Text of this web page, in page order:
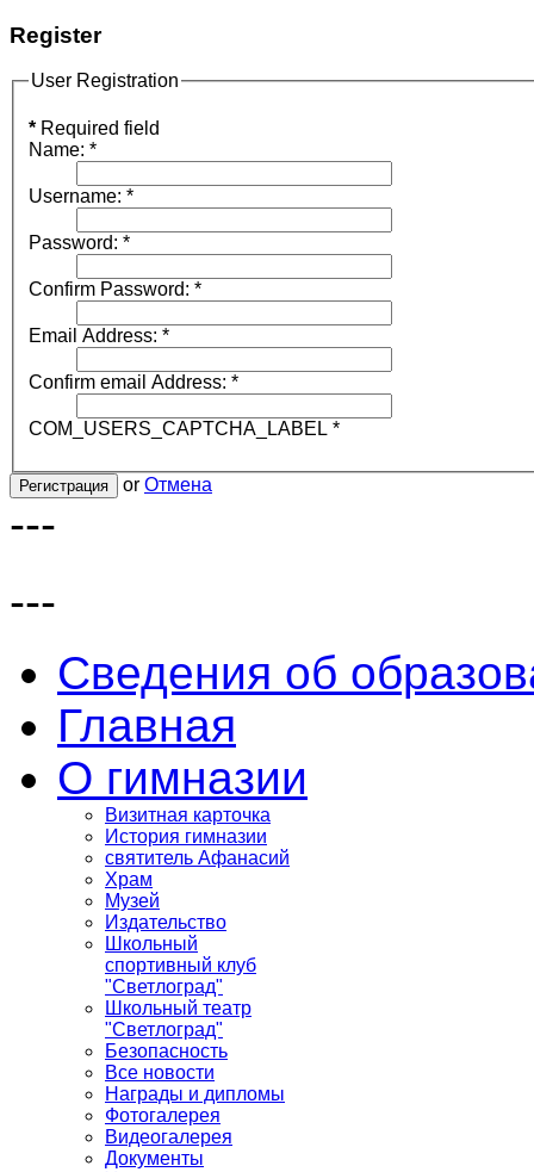
Register
User Registration
* Required field
Name: *
Username: *
Password: *
Confirm Password: *
Email Address: *
Confirm email Address: *
COM_USERS_CAPTCHA_LABEL *
Регистрация or Отмена
---
---
Сведения об
Главная
О гимназии
Визитная карточка
История гимназии
святитель Афанасий
Храм
Музей
Издательство
Школьный
спортивный клуб
"Светлоград"
Школьный театр
"Светлоград"
Безопасность
Все новости
Награды и дипломы
Фотогалерея
Видеогалерея
Документы